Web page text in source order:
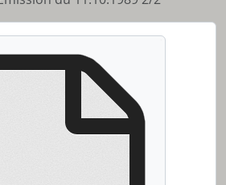
- Remue-ménage. Émission du 22.11.1989 1/2
- Remue-ménage. Émission du 22.11.1989 2/2
- Remue-ménage. Émission du 29.11.1989 1/2
- Remue-ménage. Émission du 29.11.1989 2/2
- Remue-ménage. Émission du 06.12.1989 1/2
- Remue-ménage. Émission du 06.12.1989 2/2
- Remue-ménage. Émission du 13.12.1989 1/2